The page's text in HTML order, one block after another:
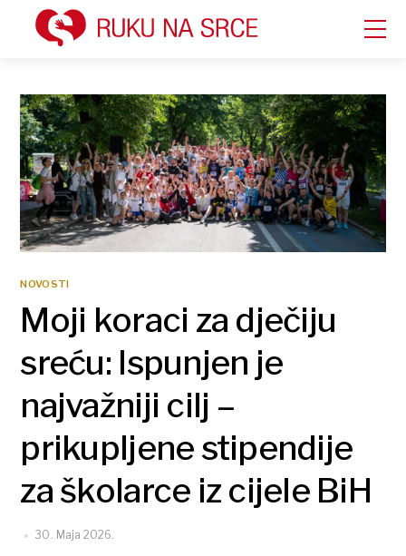
NOVOSTI
Moji koraci za dječiju
sreću: Ispunjen je
najvažniji cilj –
prikupljene stipendije
za školarce iz cijele BiH
30. Maja 2026.